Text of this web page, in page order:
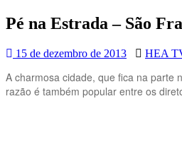
Pé na Estrada – São
15 de dezembro de 2013 HEA
A charmosa cidade, que fica na parte
razão é também popular entre os